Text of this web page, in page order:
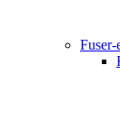
Fuser-